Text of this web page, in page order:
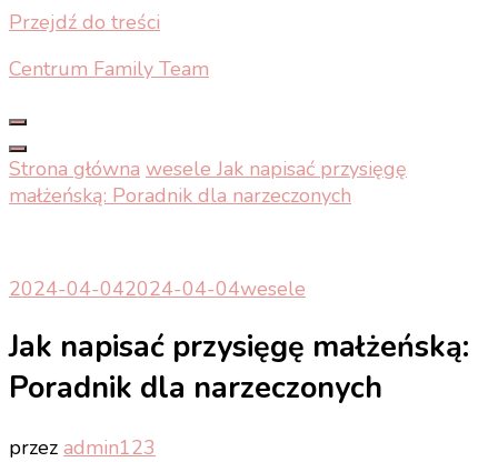
Przejdź do treści
Centrum Family Team
Strona główna weseleJak napisać przysięgę
małżeńską: Poradnik dla narzeczonych
2024-04-042024-04-04wesele
Jak napisać przysięgę małżeńską:
Poradnik dla narzeczonych
przez admin123